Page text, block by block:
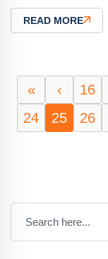
READ MORE
« ‹ 16
24
25 26